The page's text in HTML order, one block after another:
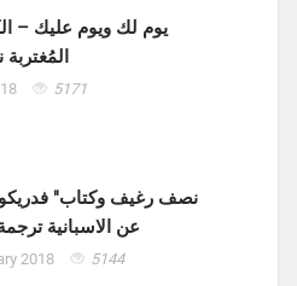
يوم لك ويوم عليك –
المُغتربة
5171
عن الاسبانية
2018 5144